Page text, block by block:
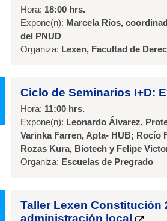
Hora: 18:00 hrs.
Expone(n): Marcela Ríos,
del PNUD
Organiza: Lexen, Facultad de
Ciclo de Seminarios I+D:
Hora: 11:00 hrs.
Expone(n): Leonardo Álvarez,
Varinka Farren, Apta- HUB; Rocío
Rozas Kura, Biotech y Felipe
Organiza: Escuelas de Pregrado
Taller Lexen Constitución
administración local